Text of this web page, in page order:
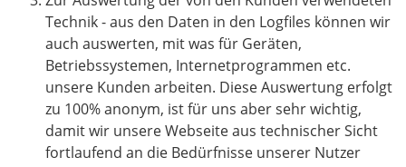
Technik - aus den Daten in den Logfiles können wir
auch auswerten, mit was für Geräten,
Betriebssystemen, Internetprogrammen etc.
unsere Kunden arbeiten. Diese Auswertung erfolgt
zu 100% anonym, ist für uns aber sehr wichtig,
damit wir unsere Webseite aus technischer Sicht
fortlaufend an die Bedürfnisse unserer Nutzer